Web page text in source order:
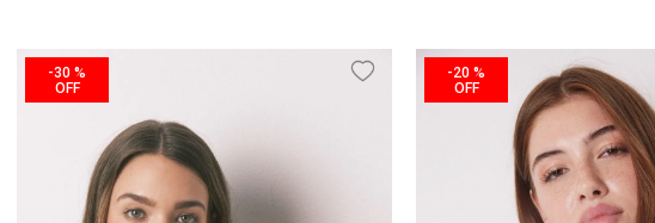
-30 % -20 %